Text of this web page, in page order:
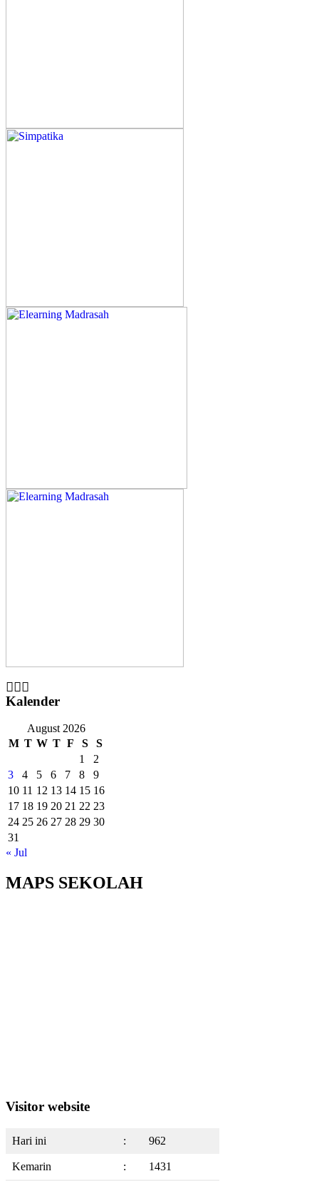
Kalender
August 2026
M T W T F S
S
1
2
3
4 5 6 7 8
9
10 11 12 13 14 15 16
17 18 19 20 21 22 23
24 25 26 27 28 29 30
31
« Jul
MAPS SEKOLAH
Visitor website
Hari ini : 962
Kemarin : 1431